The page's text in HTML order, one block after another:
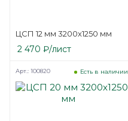
ЦСП 12 мм 3200х1250 мм
2 470 ₽/лист
Есть в наличии
Арт.: 100820